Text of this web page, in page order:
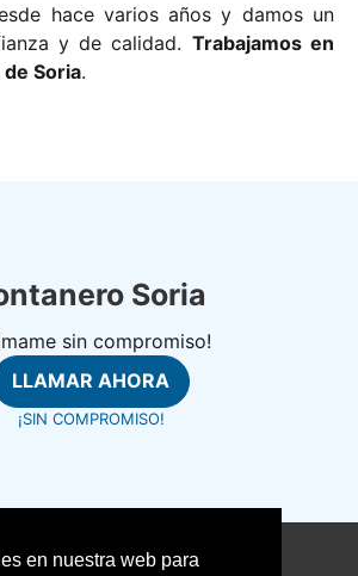
en nuestra web para
hace varios años y damos un
y de calidad. Trabajamos en
Soria.
Soria
sin compromiso!
LLAMAR AHORA
¡SIN COMPROMISO!